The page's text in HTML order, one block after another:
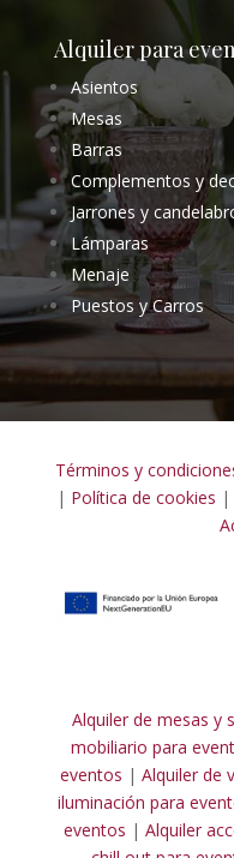
Alquiler para
Asientos
Mesas
Barras
Complementos y
Jarrones y
Lámparas
Menaje
Puestos y Carros
Términos y
| Política de cookies |
Alquiler de mesas y
mobiliario para
eventos |Alquiler de
iluminación para
eventos |Alquiler